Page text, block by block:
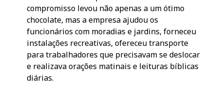
compromisso levou não apenas a um ótimo
chocolate, mas a empresa ajudou os
funcionários com moradias e jardins, forneceu
instalações recreativas, ofereceu transporte
para trabalhadores que precisavam se deslocar
e realizava orações matinais e leituras bíblicas
diárias.